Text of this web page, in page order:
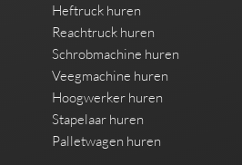
Heftruck huren
Reachtruck huren
Schrobmachine huren
Veegmachine huren
Hoogwerker huren
Stapelaar huren
Palletwagen huren